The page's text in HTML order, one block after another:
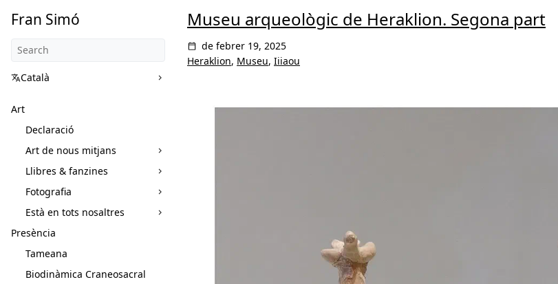
Fran Simó
Català
Art
Declaració
Art de nous mitjans
Llibres & fanzines
Fotografia
Està en tots nosaltres
Presència
Tameana
Biodinàmica Craneosacral
Museu arqueològic de Heraklion. Segona part
de febrer 19, 2025
Heraklion, Museu, Iiiaou